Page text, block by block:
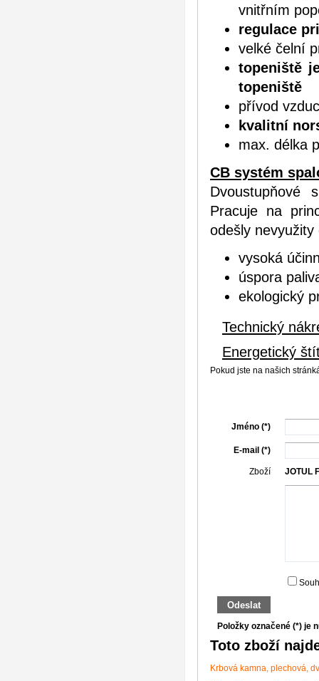
vnitřním
regulace
velké čelní
topeniště
topeniště
přívod
kvalitní
max. délka
CB systém
Dvoustupňové
Pracuje na
odešly
vysoká
úspora
ekologický
Technický
Energetický
Pokud jste na našich
Jméno (*)
E-mail (*)
Zboží JOTUL
Odeslat
Položky označené (*) je
Toto zboží
Krbová kamna, plechová,